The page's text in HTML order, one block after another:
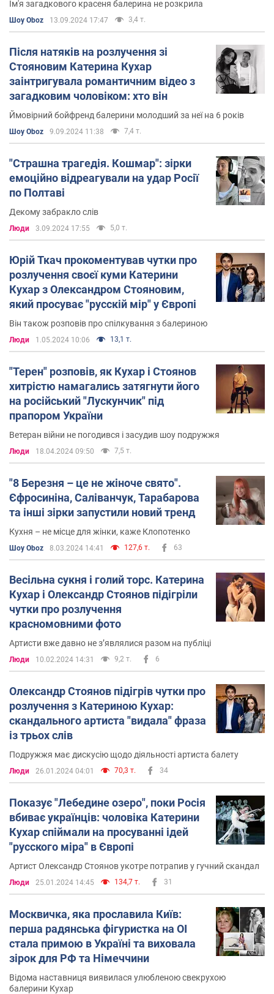
Ім'я загадкового красеня балерина не розкрила
Шоу Oboz 13.09.2024 17:47 3,4 т.
Після натяків на розлучення зі
Стояновим Катерина Кухар
заінтригувала романтичним відео з
загадковим чоловіком: хто він
Ймовірний бойфренд балерини молодший за неї на 6 років
Шоу Oboz 9.09.2024 11:38 7,4 т.
"Страшна трагедія. Кошмар": зірки
емоційно відреагували на удар Росії
по Полтаві
Декому забракло слів
Люди 3.09.2024 17:55 5,0 т.
Юрій Ткач прокоментував чутки про
розлучення своєї куми Катерини
Кухар з Олександром Стояновим,
який просуває "русскій мір" у Європі
Він також розповів про спілкування з балериною
Люди 1.05.2024 10:06 13,1 т.
"Терен" розповів, як Кухар і Стоянов
хитрістю намагались затягнути його
на російський "Лускунчик" під
прапором України
Ветеран війни не погодився і засудив шоу подружжя
Люди 18.04.2024 09:50 7,5 т.
"8 Березня – це не жіноче свято".
Єфросиніна, Саліванчук, Тарабарова
та інші зірки запустили новий тренд
Кухня – не місце для жінки, каже Клопотенко
Шоу Oboz 8.03.2024 14:41 127,6 т. 63
Весільна сукня і голий торс. Катерина
Кухар і Олександр Стоянов підігріли
чутки про розлучення
красномовними фото
Артисти вже давно не зʼявлялися разом на публіці
Люди 10.02.2024 14:31 9,2 т. 6
Олександр Стоянов підігрів чутки про
розлучення з Катериною Кухар:
скандального артиста "видала" фраза
із трьох слів
Подружжя має дискусію щодо діяльності артиста балету
Люди 26.01.2024 04:01 70,3 т. 34
Показує "Лебедине озеро", поки Росія
вбиває українців: чоловіка Катерини
Кухар спіймали на просуванні ідей
"русского міра" в Європі
Артист Олександр Стоянов укотре потрапив у гучний скандал
Люди 25.01.2024 14:45 134,7 т. 31
Москвичка, яка прославила Київ:
перша радянська фігуристка на ОІ
стала примою в Україні та виховала
зірок для РФ та Німеччини
Відома наставниця виявилася улюбленою свекрухою
балерини Кухар